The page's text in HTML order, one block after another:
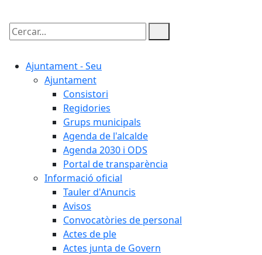
Cercar:
Ajuntament - Seu
Ajuntament
Consistori
Regidories
Grups municipals
Agenda de l'alcalde
Agenda 2030 i ODS
Portal de transparència
Informació oficial
Tauler d'Anuncis
Avisos
Convocatòries de personal
Actes de ple
Actes junta de Govern